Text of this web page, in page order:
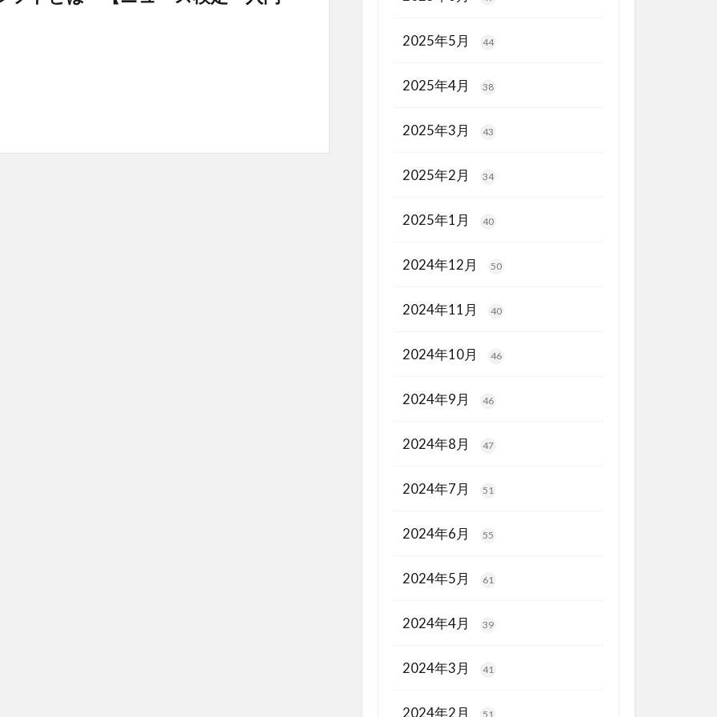
2025年5月 44
2025年4月 38
2025年3月 43
2025年2月 34
2025年1月 40
2024年12月 50
2024年11月 40
2024年10月 46
2024年9月 46
2024年8月 47
2024年7月 51
2024年6月 55
2024年5月 61
2024年4月 39
2024年3月 41
2024年2月 51